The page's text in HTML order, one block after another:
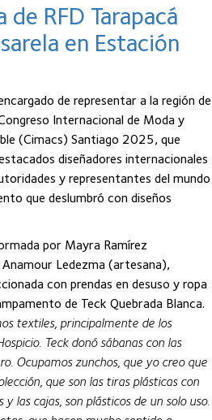
RFD Tarapacá
en Estación
de representar a la región de
Internacional de Moda y
(Cimacs) Santiago 2025, que
diseñadores internacionales
y representantes del mundo
que deslumbró con diseños
por Mayra Ramírez
Ledezma (artesana),
con prendas en desuso y ropa
de Teck Quebrada Blanca.
textiles, principalmente de los
Teck donó sábanas con las
Ocupamos zunchos, que yo creo que
que son las tiras plásticas con
las cajas, son plásticos de un solo uso.